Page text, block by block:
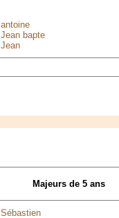
antoine
Jean bapte
Jean
Majeurs de 5 ans
Sébastien